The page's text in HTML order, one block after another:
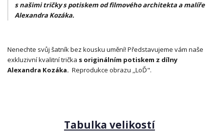
s našimi tričky s potiskem od filmového architekta a malíře
Alexandra Kozáka.
Nenechte svůj šatník bez kousku umění! Představujeme vám naše
exkluzivní kvalitní trička s originálním potiskem z dílny
Alexandra Kozáka. Reprodukce obrazu ,,LoĎ".
Tabulka velikostí